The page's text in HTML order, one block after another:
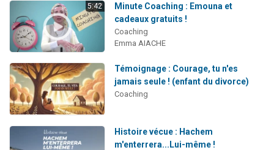
5:42
Minute Coaching : Emouna et
cadeaux gratuits !
Coaching
Emma AIACHE
Témoignage : Courage, tu n'es
jamais seule ! (enfant du divorce)
Coaching
Histoire vécue : Hachem
m'enterrera...Lui-même !